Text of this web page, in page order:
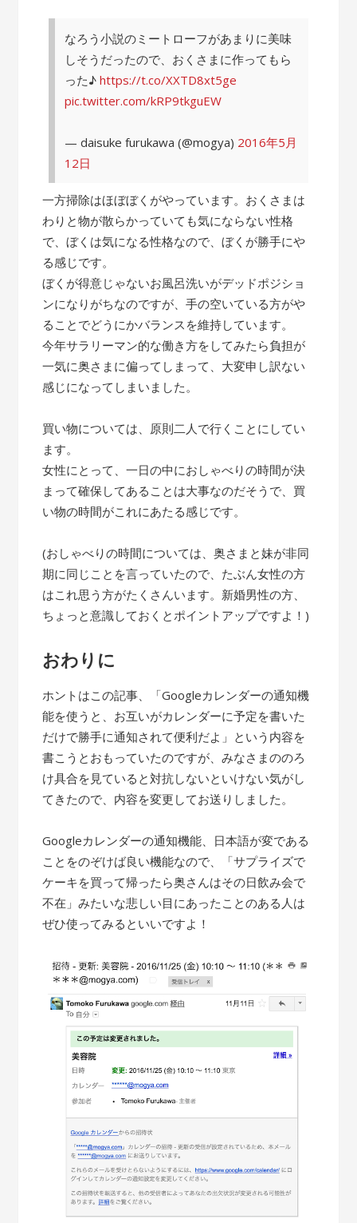
なろう小説のミートローフがあまりに美味
しそうだったので、おくさまに作ってもら
った♪https://t.co/XXTD8xt5ge
pic.twitter.com/kRP9tkguEW
— daisuke furukawa (@mogya) 2016年5月
12日
一方掃除はほぼぼくがやっています。おくさまは
わりと物が散らかっていても気にならない性格
で、ぼくは気になる性格なので、ぼくが勝手にや
る感じです。
ぼくが得意じゃないお風呂洗いがデッドポジショ
ンになりがちなのですが、手の空いている方がや
ることでどうにかバランスを維持しています。
今年サラリーマン的な働き方をしてみたら負担が
一気に奥さまに偏ってしまって、大変申し訳ない
感じになってしまいました。
買い物については、原則二人で行くことにしてい
ます。
女性にとって、一日の中におしゃべりの時間が決
まって確保してあることは大事なのだそうで、買
い物の時間がこれにあたる感じです。
(おしゃべりの時間については、奥さまと妹が非同
期に同じことを言っていたので、たぶん女性の方
はこれ思う方がたくさんいます。新婚男性の方、
ちょっと意識しておくとポイントアップですよ！)
おわりに
ホントはこの記事、「Googleカレンダーの通知機
能を使うと、お互いがカレンダーに予定を書いた
だけで勝手に通知されて便利だよ」という内容を
書こうとおもっていたのですが、みなさまののろ
け具合を見ていると対抗しないといけない気がし
てきたので、内容を変更してお送りしました。
Googleカレンダーの通知機能、日本語が変である
ことをのぞけば良い機能なので、「サプライズで
ケーキを買って帰ったら奥さんはその日飲み会で
不在」みたいな悲しい目にあったことのある人は
ぜひ使ってみるといいですよ！